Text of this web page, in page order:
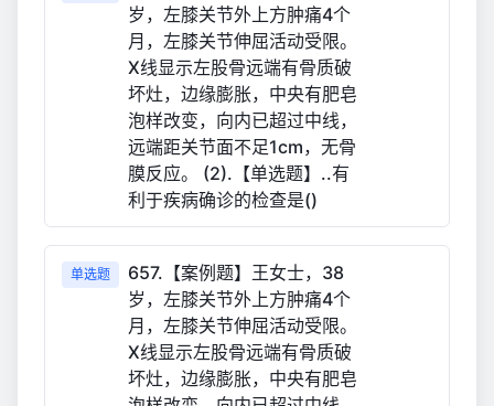
岁，左膝关节外上方肿痛4个
月，左膝关节伸屈活动受限。
X线显示左股骨远端有骨质破
坏灶，边缘膨胀，中央有肥皂
泡样改变，向内已超过中线，
远端距关节面不足1cm，无骨
膜反应。 (2).【单选题】..有
利于疾病确诊的检查是()
单选题
657.【案例题】王女士，38
岁，左膝关节外上方肿痛4个
月，左膝关节伸屈活动受限。
X线显示左股骨远端有骨质破
坏灶，边缘膨胀，中央有肥皂